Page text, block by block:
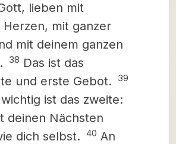
lieben mit
Herzen, mit ganzer
mit deinem ganzen
38 Das ist das
und erste Gebot.
39
ist das zweite:
deinen Nächsten
dich selbst. 40 An